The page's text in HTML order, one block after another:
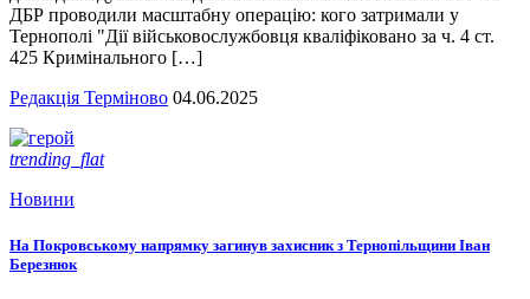
ДБР проводили масштабну операцію: кого затримали у
Тернополі "Дії військовослужбовця кваліфіковано за ч. 4 ст.
425 Кримінального […]
Редакція Терміново 04.06.2025
trending_flat
Новини
На Покровському напрямку загинув захисник з Тернопільщини Іван
Березнюк